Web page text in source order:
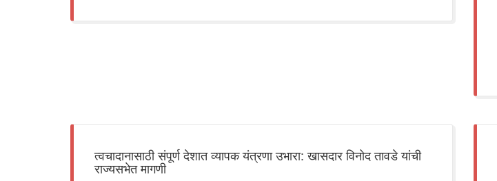
त्वचादानासाठी संपूर्ण देशात व्यापक यंत्रणा उभारा: खासदार विनोद तावडे यांची
राज्यसभेत मागणी